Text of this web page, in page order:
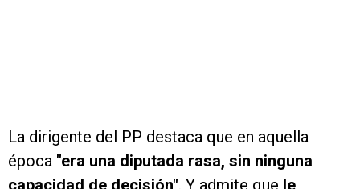
La dirigente del PP destaca que en aquella
época "era una diputada rasa, sin ninguna
capacidad de decisión". Y admite que le